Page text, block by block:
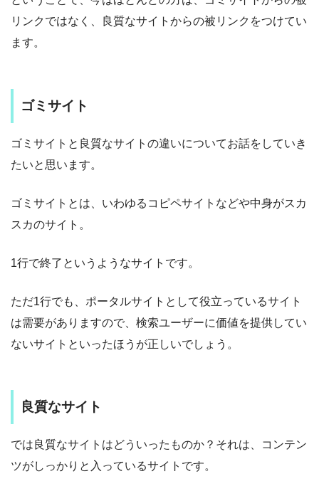
リンクではなく、良質なサイトからの被リンクをつけてい
ます。
ゴミサイト
ゴミサイトと良質なサイトの違いについてお話をしていき
たいと思います。
ゴミサイトとは、いわゆるコピペサイトなどや中身がスカ
スカのサイト。
1行で終了というようなサイトです。
ただ1行でも、ポータルサイトとして役立っているサイト
は需要がありますので、検索ユーザーに価値を提供してい
ないサイトといったほうが正しいでしょう。
良質なサイト
では良質なサイトはどういったものか？それは、コンテン
ツがしっかりと入っているサイトです。